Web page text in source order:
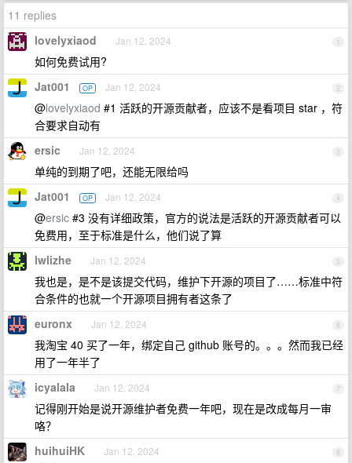
11 replies
1
lovelyxiaod Jan 12, 2024
如何免费试用?
2
Jat001 OP Jan 12, 2024
@lovelyxiaod #1 活跃的开源贡献者，应该不是看项目 star ，符
合要求自动有
3
ersic Jan 12, 2024
单纯的到期了吧，还能无限给吗
4
Jat001 OP Jan 12, 2024
@ersic #3 没有详细政策，官方的说法是活跃的开源贡献者可以
免费用，至于标准是什么，他们说了算
5
lwlizhe Jan 12, 2024
我也是，是不是该提交代码，维护下开源的项目了……标准中符
合条件的也就一个开源项目拥有者这条了
6
euronx Jan 12, 2024
我淘宝 40 买了一年，绑定自己 github 账号的。。。然而我已经
用了一年半了
7
icyalala Jan 12, 2024
记得刚开始是说开源维护者免费一年吧，现在是改成每月一审
咯？
8
huihuiHK Jan 12, 2024